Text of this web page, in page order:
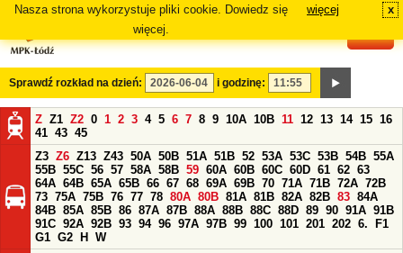
Nasza strona wykorzystuje pliki cookie. Dowiedz się
więcej.
więcej x
Sprawdź rozkład na dzień: i godzinę:
Z Z1 Z2 0 1 2 3 4 5 6 7 8 9 10A 10B 11 12 13 14 15 16
41 43 45
Z3 Z6 Z13 Z43 50A 50B 51A 51B 52 53A 53C 53B 54B 55A
55B 55C 56 57 58A 58B 59 60A 60B 60C 60D 61 62 63
64A 64B 65A 65B 66 67 68 69A 69B 70 71A 71B 72A 72B
73 75A 75B 76 77 78 80A 80B 81A 81B 82A 82B 83 84A
84B 85A 85B 86 87A 87B 88A 88B 88C 88D 89 90 91A 91B
91C 92A 92B 93 94 96 97A 97B 99 100 101 201 202 6.
F1
G1 G2 H
W